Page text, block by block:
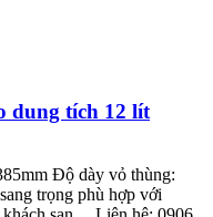
dung tích 12 lít
Độ dày vỏ thùng:
trọng phù hợp với